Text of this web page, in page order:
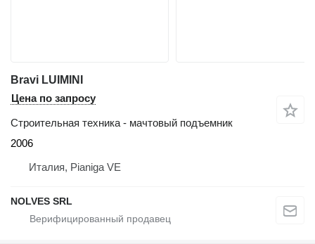
Bravi LUIMINI
Цена по запросу
Строительная техника - мачтовый подъемник
2006
Италия, Pianiga VE
NOLVES SRL